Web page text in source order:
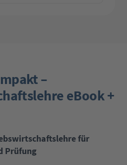
–
eBook +
für
Prüfung